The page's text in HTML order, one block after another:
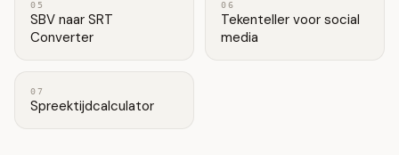
05
SBV naar SRT
Converter
06
Tekenteller voor social
media
07
Spreektijdcalculator